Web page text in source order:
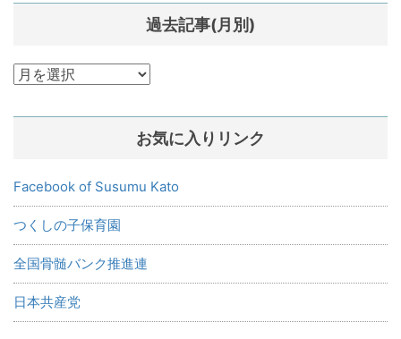
過去記事(月別)
過
記
別)
お気に入りリンク
Facebook of Susumu Kato
つくしの子保育園
全国骨髄バンク推進連
日本共産党